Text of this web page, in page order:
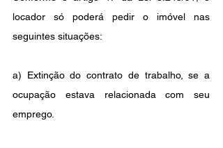
locador só poderá pedir o imóvel nas
seguintes situações:
a) Extinção do contrato de trabalho, se a
ocupação estava relacionada com seu
emprego.